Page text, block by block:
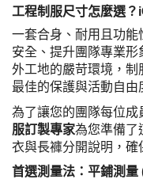
工程制服尺寸怎麼選
一套合身、耐用且功能
安全、提升團隊專業
外工地的嚴苛環境，
最佳的保護與活動自由
為了讓您的團隊每位成
服訂製專家為您準備了
衣與長褲分開說明，確
首選測量法：平鋪測量